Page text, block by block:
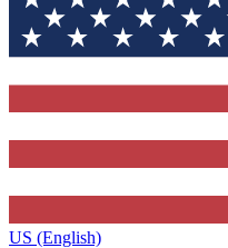
US (English)